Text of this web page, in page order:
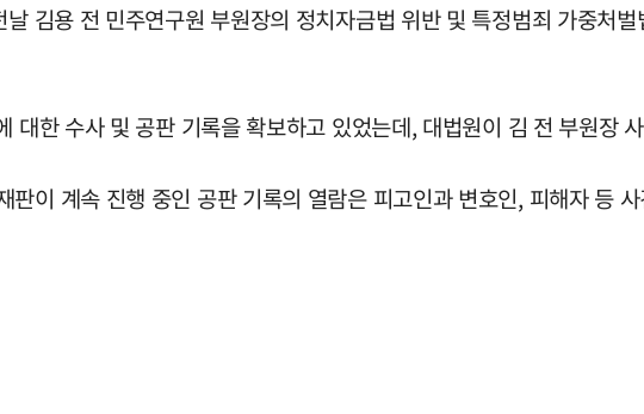
김용 전 민주연구원 부원장의 정치자금법 위반 및 특정범죄 가중처
한 수사 및 공판 기록을 확보하고 있었는데, 대법원이 김 전 부원장
이 계속 진행 중인 공판 기록의 열람은 피고인과 변호인, 피해자 등